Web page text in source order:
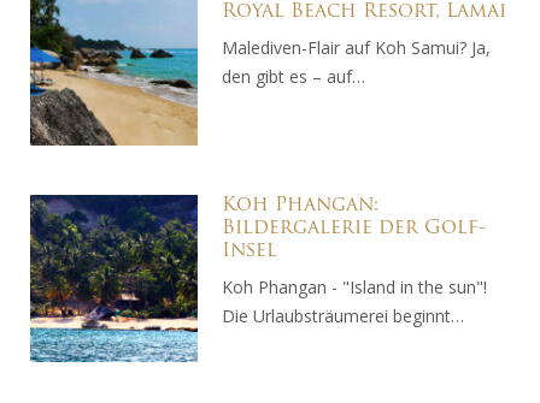
Royal Beach Resort, Lamai
Malediven-Flair auf Koh Samui? Ja,
den gibt es – auf…
Koh Phangan:
Bildergalerie der Golf-
Insel
Koh Phangan - "Island in the sun"!
Die Urlaubsträumerei beginnt…